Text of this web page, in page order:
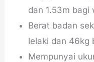
dan 1.53m
Berat badan
lelaki dan 46kg
Mempunyai